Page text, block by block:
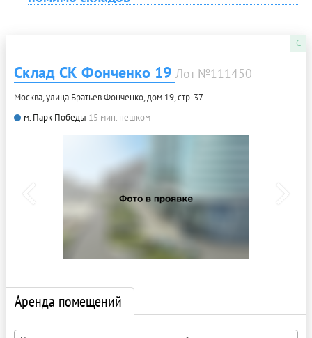
C
Склад СК Фонченко 19 Лот №111450
Москва, улица Братьев Фонченко, дом 19, стр. 37
м. Парк Победы 15 мин. пешком
Аренда помещений